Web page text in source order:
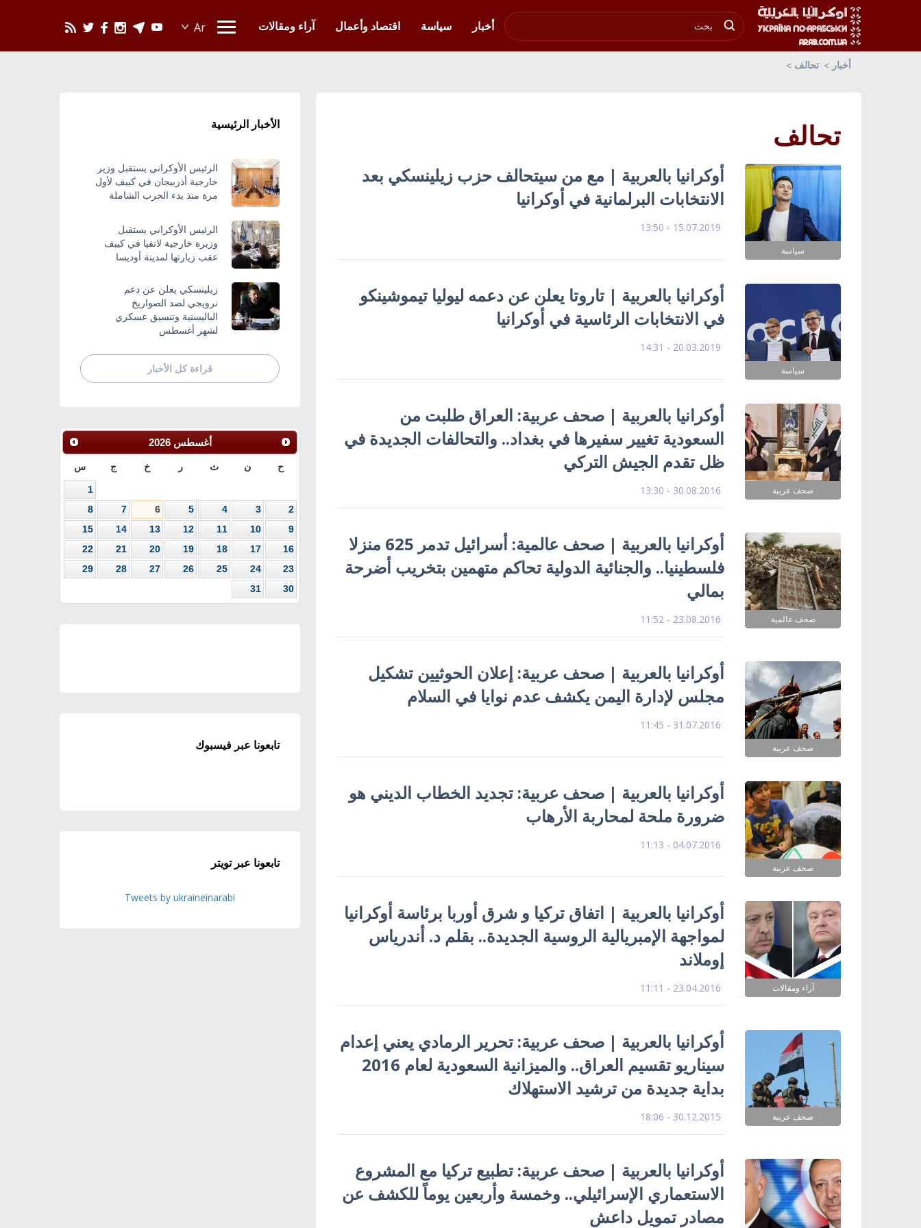
أخبار
سياسة اقتصاد وأعمال آراء ومقالات
أخبار تحالف
تحالف
سياسة
أوكرانيا بالعربية | مع من سيتحالف حزب زيلينسكي بعد
الانتخابات البرلمانية في أوكرانيا
15.07.2019 - 13:50
سياسة
أوكرانيا بالعربية | تاروتا يعلن عن دعمه ليوليا تيموشينكو
في الانتخابات الرئاسية في أوكرانيا
20.03.2019 - 14:31
صحف عربية
أوكرانيا بالعربية | صحف عربية: العراق طلبت من
السعودية تغيير سفيرها في بغداد.. والتحالفات الجديدة في
ظل تقدم الجيش التركي
30.08.2016 - 13:30
صحف عالمية
أوكرانيا بالعربية | صحف عالمية: أسرائيل تدمر 625 منزلا
فلسطينيا.. والجنائية الدولية تحاكم متهمين بتخريب أضرحة
بمالي
23.08.2016 - 11:52
صحف عربية
أوكرانيا بالعربية | صحف عربية: إعلان الحوثيين تشكيل
مجلس لإدارة اليمن يكشف عدم نوايا في السلام
31.07.2016 - 11:45
صحف عربية
أوكرانيا بالعربية | صحف عربية: تجديد الخطاب الديني هو
ضرورة ملحة لمحاربة الأرهاب
04.07.2016 - 11:13
آراء ومقالات
أوكرانيا بالعربية | اتفاق تركيا و شرق أوربا برئاسة أوكرانيا
لمواجهة الإمبريالية الروسية الجديدة.. بقلم د. أندرياس
إوملاند
23.04.2016 - 11:11
صحف عربية
أوكرانيا بالعربية | صحف عربية: تحرير الرمادي يعني إعدام
سيناريو تقسيم العراق.. والميزانية السعودية لعام 2016
بداية جديدة من ترشيد الاستهلاك
30.12.2015 - 18:06
أوكرانيا بالعربية | صحف عربية: تطبيع تركيا مع المشروع
الاستعماري الإسرائيلي.. وخمسة وأربعين يوماً للكشف عن
مصادر تمويل داعش
الأخبار الرئيسية
الرئيس الأوكراني يستقبل وزير
خارجية أذربيجان في كييف لأول
مرة منذ بدء الحرب الشاملة
الرئيس الأوكراني يستقبل
وزيرة خارجية لاتفيا في كييف
عقب زيارتها لمدينة أوديسا
زيلينسكي يعلن عن دعم
نرويجي لصد الصواريخ
الباليستية وتنسيق عسكري
لشهر أغسطس
قراءة كل الأخبار
أغسطس 2026
ح ن ث ر خ ج س
1
2
3
4
5
6
7
8
9
10
11
12
13
14
15
16
17
18
19
20
21
22
23
24
25
26
27
28
29
30
31
تابعونا عبر فيسبوك
تابعونا عبر تويتر
Tweets by ukraineinarabi